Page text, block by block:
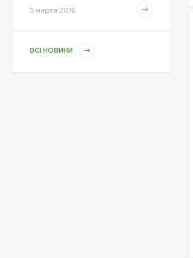
1 850 грн.
Магазин для Beretta
5 марта 2016
ВСІ НОВИНИ